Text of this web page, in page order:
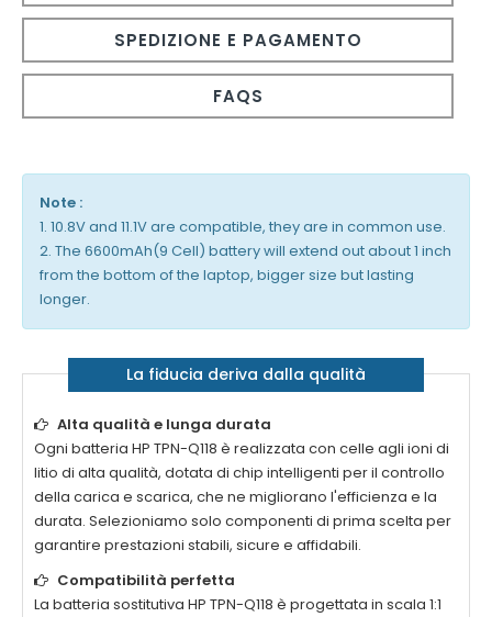
SPEDIZIONE E PAGAMENTO
FAQS
Note :
1. 10.8V and 11.1V are compatible, they are in common use.
2. The 6600mAh(9 Cell) battery will extend out about 1 inch
from the bottom of the laptop, bigger size but lasting
longer.
La fiducia deriva dalla qualità
Alta qualità e lunga durata
Ogni batteria HP TPN-Q118 è realizzata con celle agli ioni di
litio di alta qualità, dotata di chip intelligenti per il controllo
della carica e scarica, che ne migliorano l'efficienza e la
durata. Selezioniamo solo componenti di prima scelta per
garantire prestazioni stabili, sicure e affidabili.
Compatibilità perfetta
La batteria sostitutiva HP TPN-Q118 è progettata in scala 1:1